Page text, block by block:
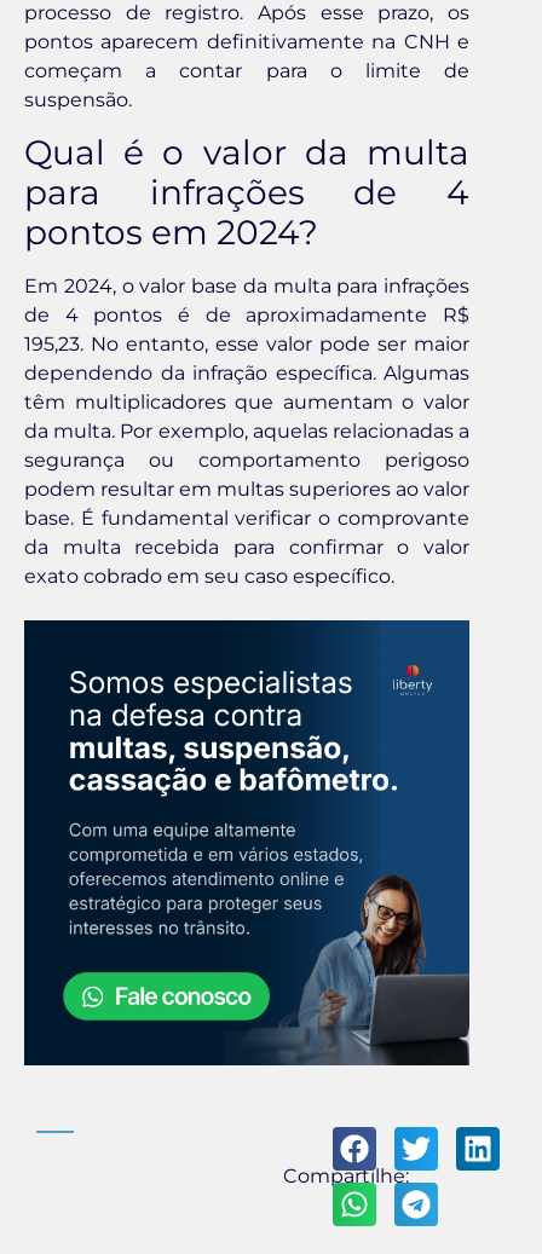
processo de registro. Após esse prazo, os
pontos aparecem definitivamente na CNH e
começam a contar para o limite de
suspensão.
Qual é o valor da multa
para infrações de 4
pontos em 2024?
Em 2024, o valor base da multa para infrações
de 4 pontos é de aproximadamente R$
195,23. No entanto, esse valor pode ser maior
dependendo da infração específica. Algumas
têm multiplicadores que aumentam o valor
da multa. Por exemplo, aquelas relacionadas a
segurança ou comportamento perigoso
podem resultar em multas superiores ao valor
base. É fundamental verificar o comprovante
da multa recebida para confirmar o valor
exato cobrado em seu caso específico.
Compartilhe: